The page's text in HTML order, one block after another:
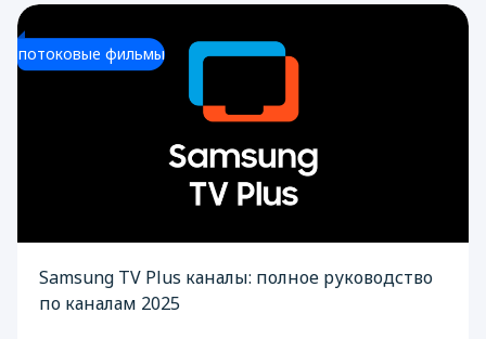
потоковые фильмы
Samsung TV Plus каналы: полное руководство
по каналам 2025